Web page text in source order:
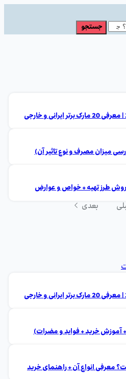
میزان مصرف و نوع تاثیر آن)
بعدی
+ آموزش خرید + فواید و مضرات)
معرفی انواع آن + راهنمای خرید